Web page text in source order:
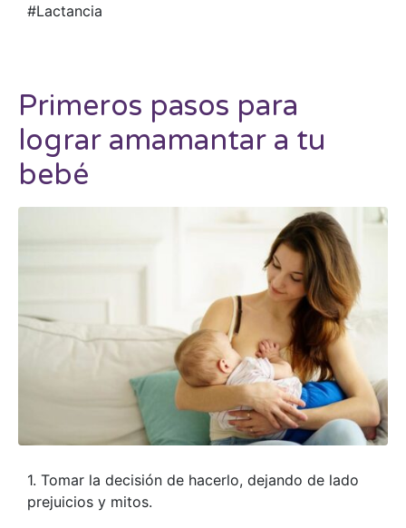
#Lactancia
Primeros pasos para
lograr amamantar a tu
bebé
1. Tomar la decisión de hacerlo, dejando de lado
prejuicios y mitos.